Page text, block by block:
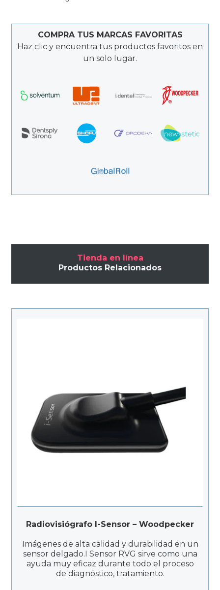
COMPRA TUS MARCAS FAVORITAS
Haz clic y encuentra tus productos favoritos en
un solo lugar.
Tienda en línea
Productos Relacionados
Radiovisiógrafo I-Sensor – Woodpecker
Imágenes de alta calidad y durabilidad en un
sensor delgado.I Sensor RVG sirve como una
ayuda muy eficaz durante todo el proceso
de diagnóstico, tratamiento.